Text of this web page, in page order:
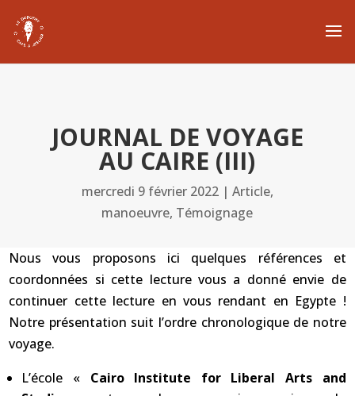
JOURNAL DE VOYAGE
AU CAIRE (III)
mercredi 9 février 2022| Article,
manoeuvre, Témoignage
Nous vous proposons ici quelques références et
coordonnées si cette lecture vous a donné envie de
continuer cette lecture en vous rendant en Egypte !
Notre présentation suit l’ordre chronologique de notre
voyage.
L’école « Cairo Institute for Liberal Arts and